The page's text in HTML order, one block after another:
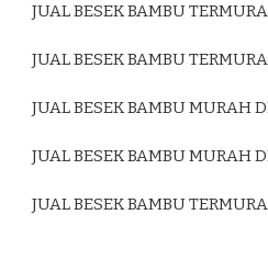
JUAL BESEK BAMBU
JUAL BESEK BAMBU
JUAL BESEK BAMBU MURAH
JUAL BESEK BAMBU MURAH
JUAL BESEK BAMBU